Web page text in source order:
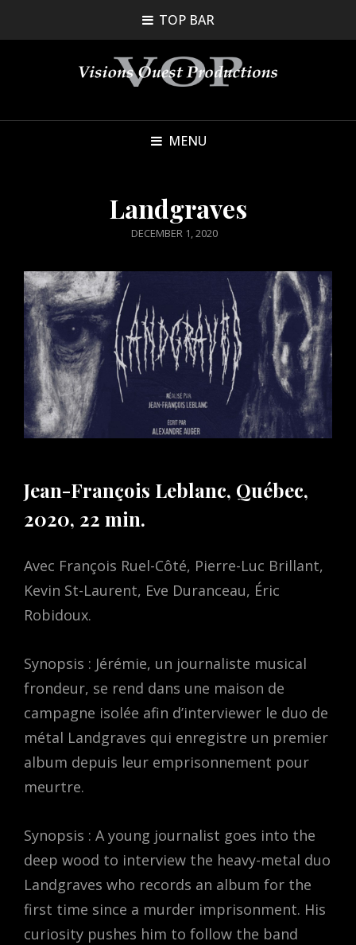
TOP BAR
MENU
Landgraves
POSTED
DECEMBER 1, 2020
Jean-François Leblanc, Québec,
2020, 22 min.
Avec François Ruel-Côté, Pierre-Luc Brillant,
Kevin St-Laurent, Eve Duranceau, Éric
Robidoux.
Synopsis : Jérémie, un journaliste musical
frondeur, se rend dans une maison de
campagne isolée afin d’interviewer le duo de
métal Landgraves qui enregistre un premier
album depuis leur emprisonnement pour
meurtre.
Synopsis : A young journalist goes into the
deep wood to interview the heavy-metal duo
Landgraves who records an album for the
first time since a murder imprisonment. His
curiosity pushes him to follow the band